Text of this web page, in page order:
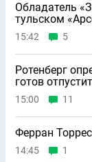
Обладатель
тульском
15:42 5
Ротенберг
готов
15:00 11
Ферран
14:45 1